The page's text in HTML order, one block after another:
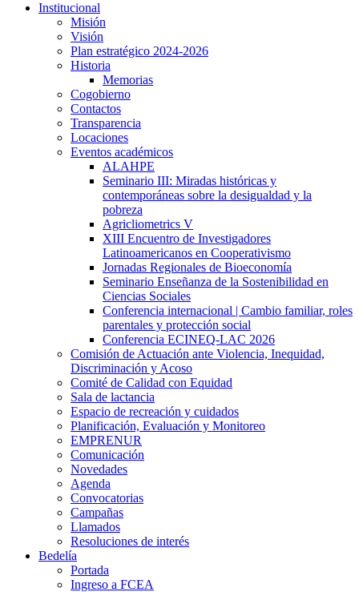
Institucional
Misión
Visión
Plan estratégico 2024-2026
Historia
Memorias
Cogobierno
Contactos
Transparencia
Locaciones
Eventos académicos
ALAHPE
Seminario III: Miradas históricas y
contemporáneas sobre la desigualdad y la
pobreza
Agricliometrics V
XIII Encuentro de Investigadores
Latinoamericanos en Cooperativismo
Jornadas Regionales de Bioeconomía
Seminario Enseñanza de la Sostenibilidad en
Ciencias Sociales
Conferencia internacional | Cambio familiar, roles
parentales y protección social
Conferencia ECINEQ-LAC 2026
Comisión de Actuación ante Violencia, Inequidad,
Discriminación y Acoso
Comité de Calidad con Equidad
Sala de lactancia
Espacio de recreación y cuidados
Planificación, Evaluación y Monitoreo
EMPRENUR
Comunicación
Novedades
Agenda
Convocatorias
Campañas
Llamados
Resoluciones de interés
Bedelía
Portada
Ingreso a FCEA